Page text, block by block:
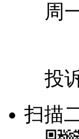
周
投
扫描